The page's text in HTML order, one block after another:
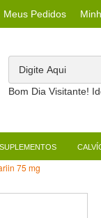
Meus Pedidos
Bom Dia Visitante!
75 mg